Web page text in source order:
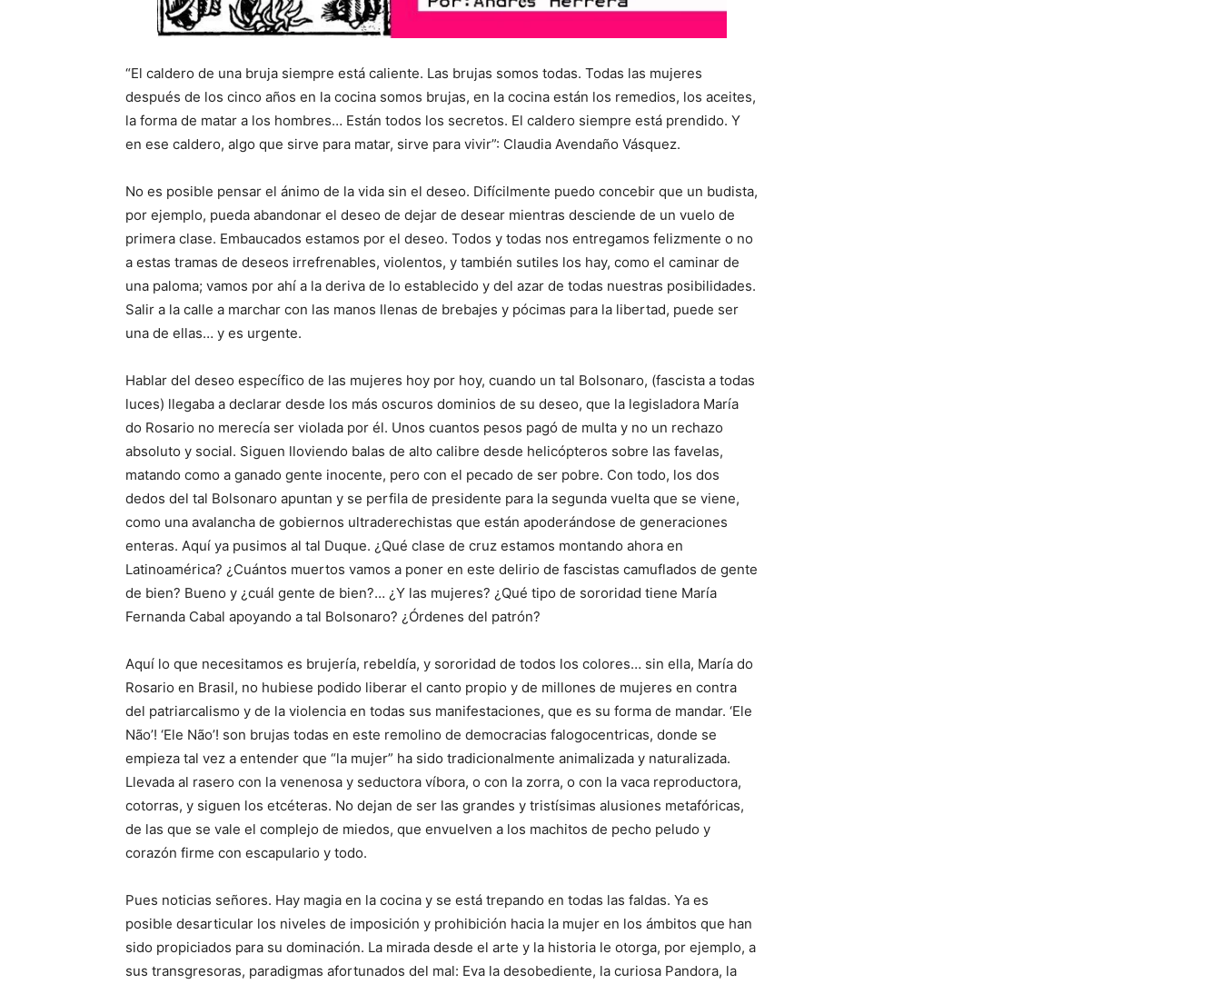
“El caldero de una bruja siempre está caliente. Las brujas somos todas. Todas las mujeres
después de los cinco años en la cocina somos brujas, en la cocina están los remedios, los aceites,
la forma de matar a los hombres… Están todos los secretos. El caldero siempre está prendido. Y
en ese caldero, algo que sirve para matar, sirve para vivir”: Claudia Avendaño Vásquez.
No es posible pensar el ánimo de la vida sin el deseo. Difícilmente puedo concebir que un budista,
por ejemplo, pueda abandonar el deseo de dejar de desear mientras desciende de un vuelo de
primera clase. Embaucados estamos por el deseo. Todos y todas nos entregamos felizmente o no
a estas tramas de deseos irrefrenables, violentos, y también sutiles los hay, como el caminar de
una paloma; vamos por ahí a la deriva de lo establecido y del azar de todas nuestras posibilidades.
Salir a la calle a marchar con las manos llenas de brebajes y pócimas para la libertad, puede ser
una de ellas… y es urgente.
Hablar del deseo específico de las mujeres hoy por hoy, cuando un tal Bolsonaro, (fascista a todas
luces) llegaba a declarar desde los más oscuros dominios de su deseo, que la legisladora María
do Rosario no merecía ser violada por él. Unos cuantos pesos pagó de multa y no un rechazo
absoluto y social. Siguen lloviendo balas de alto calibre desde helicópteros sobre las favelas,
matando como a ganado gente inocente, pero con el pecado de ser pobre. Con todo, los dos
dedos del tal Bolsonaro apuntan y se perfila de presidente para la segunda vuelta que se viene,
como una avalancha de gobiernos ultraderechistas que están apoderándose de generaciones
enteras. Aquí ya pusimos al tal Duque. ¿Qué clase de cruz estamos montando ahora en
Latinoamérica? ¿Cuántos muertos vamos a poner en este delirio de fascistas camuflados de gente
de bien? Bueno y ¿cuál gente de bien?… ¿Y las mujeres? ¿Qué tipo de sororidad tiene María
Fernanda Cabal apoyando a tal Bolsonaro? ¿Órdenes del patrón?
Aquí lo que necesitamos es brujería, rebeldía, y sororidad de todos los colores… sin ella, María do
Rosario en Brasil, no hubiese podido liberar el canto propio y de millones de mujeres en contra
del patriarcalismo y de la violencia en todas sus manifestaciones, que es su forma de mandar. ‘Ele
Não’! ‘Ele Não’! son brujas todas en este remolino de democracias falogocentricas, donde se
empieza tal vez a entender que “la mujer” ha sido tradicionalmente animalizada y naturalizada.
Llevada al rasero con la venenosa y seductora víbora, o con la zorra, o con la vaca reproductora,
cotorras, y siguen los etcéteras. No dejan de ser las grandes y tristísimas alusiones metafóricas,
de las que se vale el complejo de miedos, que envuelven a los machitos de pecho peludo y
corazón firme con escapulario y todo.
Pues noticias señores. Hay magia en la cocina y se está trepando en todas las faldas. Ya es
posible desarticular los niveles de imposición y prohibición hacia la mujer en los ámbitos que han
sido propiciados para su dominación. La mirada desde el arte y la historia le otorga, por ejemplo, a
sus transgresoras, paradigmas afortunados del mal: Eva la desobediente, la curiosa Pandora, la